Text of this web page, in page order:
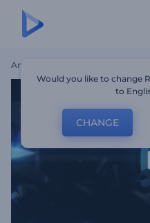
Ana Sayfa
Would you like to change
to
CHANGE